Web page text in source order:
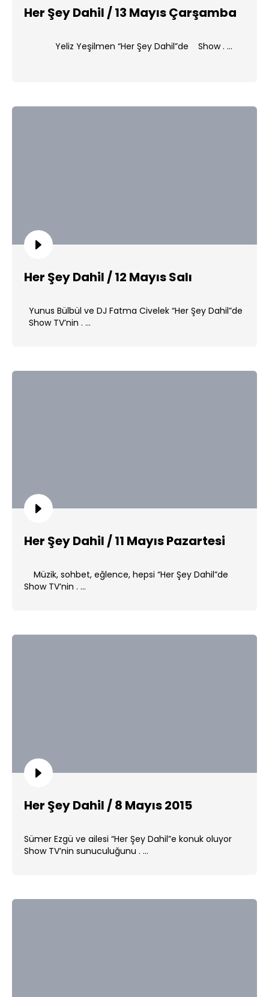
Her Şey Dahil / 13 Mayıs Çarşamba
Yeliz Yeşilmen “Her Şey Dahil”de Show . ...
Her Şey Dahil / 12 Mayıs Salı
Yunus Bülbül ve DJ Fatma Civelek “Her Şey Dahil”de
Show TV’nin . ...
Her Şey Dahil / 11 Mayıs Pazartesi
Müzik, sohbet, eğlence, hepsi “Her Şey Dahil”de
Show TV’nin . ...
Her Şey Dahil / 8 Mayıs 2015
Sümer Ezgü ve ailesi “Her Şey Dahil”e konuk oluyor
Show TV’nin sunuculuğunu . ...